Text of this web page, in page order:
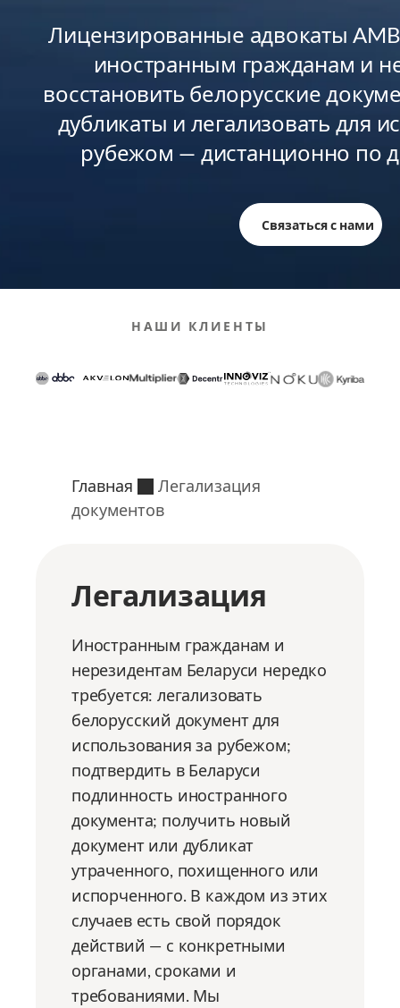
Лицензированные адвокаты
иностранным гражданам и
восстановить белорусские
дубликаты и легализовать для
рубежом — дистанционно по
Связаться с нами
НАШИ КЛИЕНТЫ
Главная
Легализация
документов
Легализация
Иностранным гражданам и
нерезидентам Беларуси нередко
требуется: легализовать
белорусский документ для
использования за рубежом;
подтвердить в Беларуси
подлинность иностранного
документа; получить новый
документ или дубликат
утраченного, похищенного или
испорченного. В каждом из этих
случаев есть свой порядок
действий — с конкретными
органами, сроками и
требованиями. Мы